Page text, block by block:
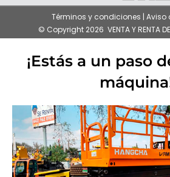
Términos y condiciones | Aviso
© Copyright 2026 VENTA Y RENTA
¡Estás a un paso